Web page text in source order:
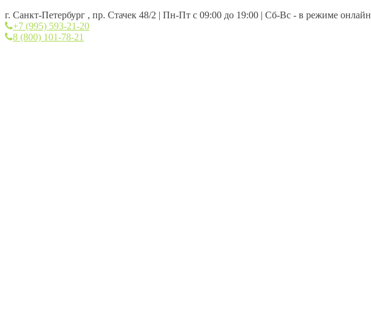
г. Санкт-Петербург , пр. Стачек 48/2 | Пн-Пт с 09:00 до 19:00 | Сб-Вс - в режиме онлайн
+7 (995) 593-21-20
8 (800) 101-78-21